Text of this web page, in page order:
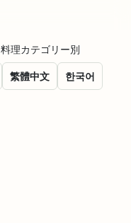
料理カテゴリー別
繁體中文 한국어